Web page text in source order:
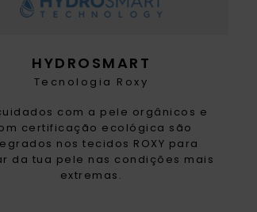
HYDROSMART
Tecnologia Roxy
com a pele orgânicos e
certificação ecológica são
nos tecidos ROXY para
da tua pele nas condições mais
extremas.